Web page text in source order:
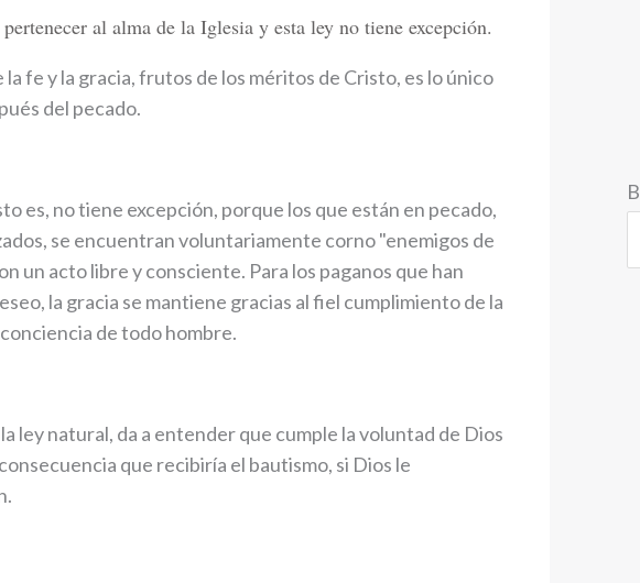
al alma de la Iglesia y esta ley no tiene excepción.
fe y la gracia, frutos de los méritos de Cristo, es lo único
del pecado.
es, no tiene excepción, porque los que están en pecado,
se encuentran voluntariamente corno "enemigos de
un acto libre y consciente. Para los paganos que han
la gracia se mantiene gracias al fiel cumplimiento de la
de todo hombre.
ley natural, da a entender que cumple la voluntad de Dios
que recibiría el bautismo, si Dios le